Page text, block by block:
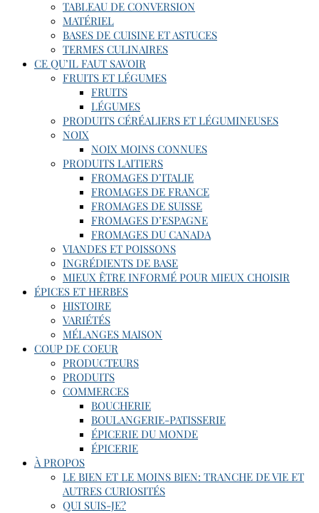
TABLEAU DE CONVERSION
MATÉRIEL
BASES DE CUISINE ET ASTUCES
TERMES CULINAIRES
CE QU’IL FAUT SAVOIR
FRUITS ET LÉGUMES
FRUITS
LÉGUMES
PRODUITS CÉRÉALIERS ET LÉGUMINEUSES
NOIX
NOIX MOINS CONNUES
PRODUITS LAITIERS
FROMAGES D’ITALIE
FROMAGES DE FRANCE
FROMAGES DE SUISSE
FROMAGES D’ESPAGNE
FROMAGES DU CANADA
VIANDES ET POISSONS
INGRÉDIENTS DE BASE
MIEUX ÊTRE INFORMÉ POUR MIEUX CHOISIR
ÉPICES ET HERBES
HISTOIRE
VARIÉTÉS
MÉLANGES MAISON
COUP DE COEUR
PRODUCTEURS
PRODUITS
COMMERCES
BOUCHERIE
BOULANGERIE-PATISSERIE
ÉPICERIE DU MONDE
ÉPICERIE
À PROPOS
LE BIEN ET LE MOINS BIEN: TRANCHE DE VIE ET
AUTRES CURIOSITÉS
QUI SUIS-JE?